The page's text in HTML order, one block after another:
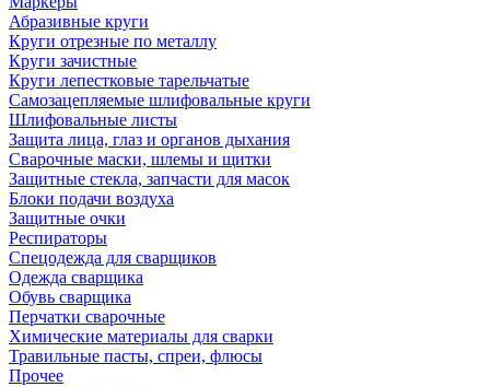
Абразивные круги
Круги отрезные по металлу
Круги зачистные
Круги лепестковые тарельчатые
Самозацепляемые шлифовальные круги
Шлифовальные листы
Защита лица, глаз и органов дыхания
Сварочные маски, шлемы и щитки
Защитные стекла, запчасти для масок
Блоки подачи воздуха
Защитные очки
Респираторы
Спецодежда для сварщиков
Одежда сварщика
Обувь сварщика
Перчатки сварочные
Химические материалы для сварки
Травильные пасты, спреи, флюсы
Прочее